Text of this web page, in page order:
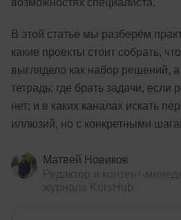
возможностях специалиста.
В этой статье мы разберём
какие проекты стоит собрать,
выглядело как набор решений, а
тетрадь; где брать задачи,
нет; и в каких каналах искать
иллюзий, но с конкретными
Матвей Новиков